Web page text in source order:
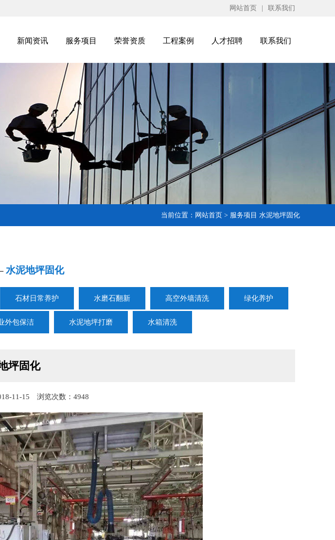
网站首页 联系我们
新闻资讯 服务项目 荣誉资质 工程案例 人才招聘 联系我们
当前位置： 网站首页 > 服务项目 水泥地坪固化
水泥地坪固化
石材日常养护 水磨石翻新 高空外墙清洗 绿化养护
外包保洁 水泥地坪打磨 水箱清洗
坪固化
11-15 浏览次数：4948